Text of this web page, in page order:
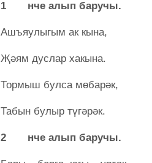
1 нче алып баручы.
Ашъяулыгым ак кына,
Җәям дуслар хакына.
Тормыш булса мөбарәк,
Табын булыр түгәрәк.
2 нче алып баручы.